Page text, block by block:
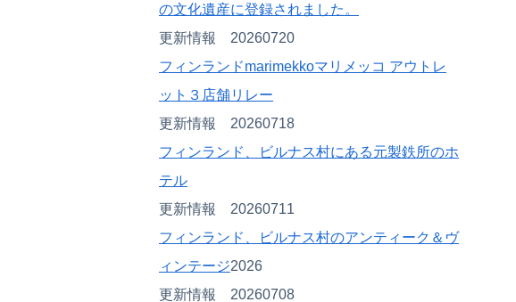
の文化遺産に登録されました。
更新情報 20260720
フィンランドmarimekkoマリメッコ アウトレ
ット３店舗リレー
更新情報 20260718
フィンランド、ビルナス村にある元製鉄所のホ
テル
更新情報 20260711
フィンランド、ビルナス村のアンティーク＆ヴ
ィンテージ2026
更新情報 20260708